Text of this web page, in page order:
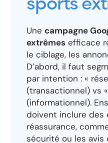
Une campagne
extrêmes efficace
le ciblage, les
D’abord, il faut
par intention : «
(transactionnel) vs
(informationnel).
doivent inclure des
réassurance,
sécurité ou les avis